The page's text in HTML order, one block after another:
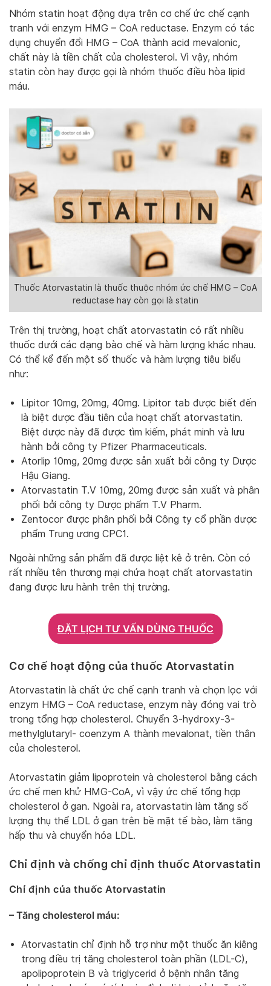
Nhóm statin hoạt động dựa trên cơ chế ức chế cạnh
tranh với enzym HMG – CoA reductase. Enzym có tác
dụng chuyển đổi HMG – CoA thành acid mevalonic,
chất này là tiền chất của cholesterol. Vì vậy, nhóm
statin còn hay được gọi là nhóm thuốc điều hòa lipid
máu.
Thuốc Atorvastatin là thuốc thuộc nhóm ức chế HMG – CoA
reductase hay còn gọi là statin
Trên thị trường, hoạt chất atorvastatin có rất nhiều
thuốc dưới các dạng bào chế và hàm lượng khác nhau.
Có thể kể đến một số thuốc và hàm lượng tiêu biểu
như:
Lipitor 10mg, 20mg, 40mg. Lipitor tab được biết đến
là biệt dược đầu tiên của hoạt chất atorvastatin.
Biệt dược này đã được tìm kiếm, phát minh và lưu
hành bởi công ty Pfizer Pharmaceuticals.
Atorlip 10mg, 20mg được sản xuất bởi công ty Dược
Hậu Giang.
Atorvastatin T.V 10mg, 20mg được sản xuất và phân
phối bởi công ty Dược phẩm T.V Pharm.
Zentocor được phân phối bởi Công ty cổ phần dược
phẩm Trung ương CPC1.
Ngoài những sản phẩm đã được liệt kê ở trên. Còn có
rất nhiều tên thương mại chứa hoạt chất atorvastatin
đang được lưu hành trên thị trường.
ĐẶT LỊCH TƯ VẤN DÙNG THUỐC
Cơ chế hoạt động của thuốc Atorvastatin
Atorvastatin là chất ức chế cạnh tranh và chọn lọc với
enzym HMG – CoA reductase, enzym này đóng vai trò
trong tổng hợp cholesterol. Chuyển 3-hydroxy-3-
methylglutaryl- coenzym A thành mevalonat, tiền thân
của cholesterol.
Atorvastatin giảm lipoprotein và cholesterol bằng cách
ức chế men khử HMG-CoA, vì vậy ức chế tổng hợp
cholesterol ở gan. Ngoài ra, atorvastatin làm tăng số
lượng thụ thể LDL ở gan trên bề mặt tế bào, làm tăng
hấp thu và chuyển hóa LDL.
Chỉ định và chống chỉ định thuốc Atorvastatin
Chỉ định của thuốc Atorvastatin
– Tăng cholesterol máu:
Atorvastatin chỉ định hỗ trợ như một thuốc ăn kiêng
trong điều trị tăng cholesterol toàn phần (LDL-C),
apolipoprotein B và triglycerid ở bệnh nhân tăng